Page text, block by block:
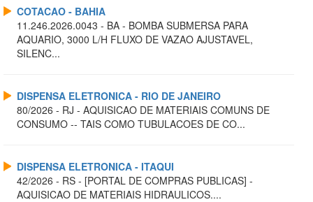
COTACAO - BAHIA
11.246.2026.0043 - BA - BOMBA SUBMERSA PARA
AQUARIO, 3000 L/H FLUXO DE VAZAO AJUSTAVEL,
SILENC...
DISPENSA ELETRONICA - RIO DE JANEIRO
80/2026 - RJ - AQUISICAO DE MATERIAIS COMUNS DE
CONSUMO -- TAIS COMO TUBULACOES DE CO...
DISPENSA ELETRONICA - ITAQUI
42/2026 - RS - [PORTAL DE COMPRAS PUBLICAS] -
AQUISICAO DE MATERIAIS HIDRAULICOS....